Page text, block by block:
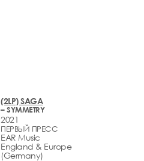
(2LP) SAGA
– SYMMETRY
2021
ПЕРВЫЙ ПРЕСС
EAR Music
England & Europe
(Germany)